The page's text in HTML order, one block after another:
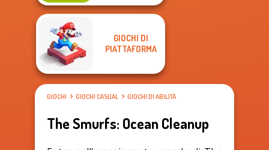
GIOCHI DI
PIATTAFORMA
GIOCHI GIOCHI CASUAL GIOCHI DI ABILITÀ
The Smurfs: Ocean Cleanup